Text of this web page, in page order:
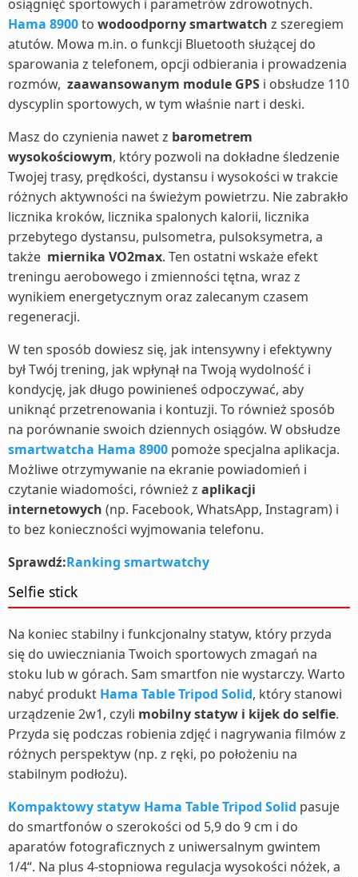
osiągnięć sportowych i parametrów zdrowotnych.
Hama 8900to wodoodporny smartwatch z szeregiem
atutów. Mowa m.in. o funkcji Bluetooth służącej do
sparowania z telefonem, opcji odbierania i prowadzenia
rozmów, zaawansowanym module GPS i obsłudze 110
dyscyplin sportowych, w tym właśnie nart i deski.
Masz do czynienia nawet z barometrem
wysokościowym, który pozwoli na dokładne śledzenie
Twojej trasy, prędkości, dystansu i wysokości w trakcie
różnych aktywności na świeżym powietrzu. Nie zabrakło
licznika kroków, licznika spalonych kalorii, licznika
przebytego dystansu, pulsometra, pulsoksymetra, a
także miernika VO2max. Ten ostatni wskaże efekt
treningu aerobowego i zmienności tętna, wraz z
wynikiem energetycznym oraz zalecanym czasem
regeneracji.
W ten sposób dowiesz się, jak intensywny i efektywny
był Twój trening, jak wpłynął na Twoją wydolność i
kondycję, jak długo powinieneś odpoczywać, aby
uniknąć przetrenowania i kontuzji. To również sposób
na porównanie swoich dziennych osiągów. W obsłudze
smartwatcha Hama 8900 pomoże specjalna aplikacja.
Możliwe otrzymywanie na ekranie powiadomień i
czytanie wiadomości, również z aplikacji
internetowych (np. Facebook, WhatsApp, Instagram) i
to bez konieczności wyjmowania telefonu.
Sprawdź:Ranking smartwatchy
Selfie stick
Na koniec stabilny i funkcjonalny statyw, który przyda
się do uwieczniania Twoich sportowych zmagań na
stoku lub w górach. Sam smartfon nie wystarczy. Warto
nabyć produkt Hama Table Tripod Solid, który stanowi
urządzenie 2w1, czyli mobilny statyw i kijek do selfie.
Przyda się podczas robienia zdjęć i nagrywania filmów z
różnych perspektyw (np. z ręki, po położeniu na
stabilnym podłożu).
Kompaktowy statyw Hama Table Tripod Solid pasuje
do smartfonów o szerokości od 5,9 do 9 cm i do
aparatów fotograficznych z uniwersalnym gwintem
1/4“. Na plus 4-stopniowa regulacja wysokości nóżek, a